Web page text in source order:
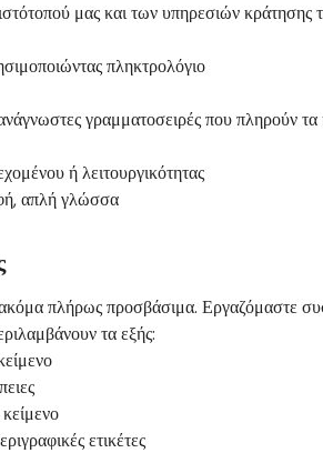
μας και των υπηρεσιών κράτησης
πληκτρολόγιο
γραμματοσειρές που πληρούν τα
ή λειτουργικότητας
απλή γλώσσα
πλήρως προσβάσιμα. Εργαζόμαστε
τα εξής:
ετικέτες